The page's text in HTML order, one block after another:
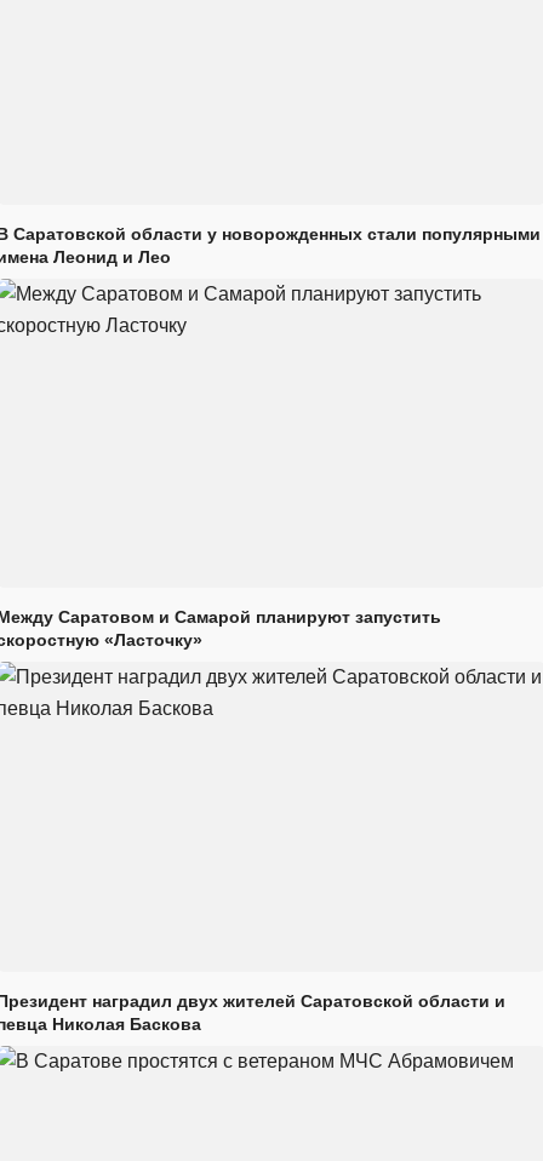
Саратовской области у новорожденных стали популярными
Леонид и Лео
Саратовом и Самарой планируют запустить
«Ласточку»
наградил двух жителей Саратовской области и
Николая Баскова